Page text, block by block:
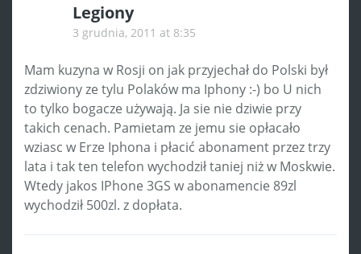
Legiony
3 grudnia, 2011 at 8:35
Mam kuzyna w Rosji on jak przyjechał do Polski był
zdziwiony ze tylu Polaków ma Iphony :-) bo U nich
to tylko bogacze używają. Ja sie nie dziwie przy
takich cenach. Pamietam ze jemu sie opłacało
wziasc w Erze Iphona i płacić abonament przez trzy
lata i tak ten telefon wychodził taniej niż w Moskwie.
Wtedy jakos IPhone 3GS w abonamencie 89zl
wychodził 500zl. z dopłata.